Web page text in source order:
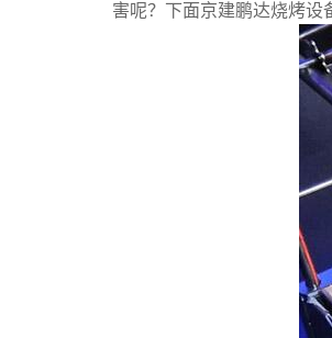
害呢？下面京建鹏达烧烤设